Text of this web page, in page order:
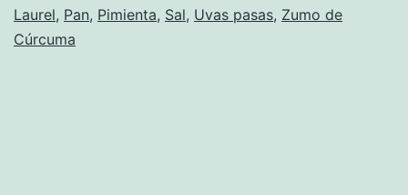
Laurel, Pan, Pimienta, Sal, Uvas pasas, Zumo de
Cúrcuma